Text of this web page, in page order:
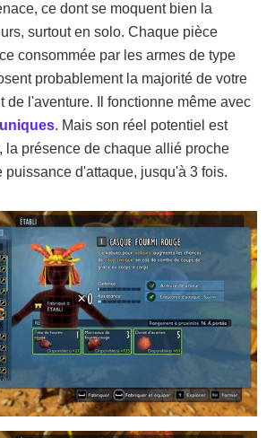
ce dont se moquent bien la
surtout en solo. Chaque pièce
consommée par les armes de type
probablement la majorité de votre
de l'aventure. Il fonctionne même avec
. Mais son réel potentiel est
la présence de chaque allié proche
puissance d'attaque, jusqu'à 3 fois.